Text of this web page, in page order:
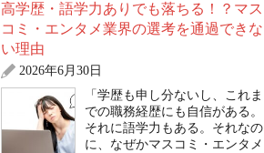
高学歴・語学力ありでも落ちる！？マス
コミ・エンタメ業界の選考を通過できな
い理由
2026年6月30日
「学歴も申し分ないし、これま
での職務経歴にも自信がある。
それに語学力もある。それなの
に、なぜかマスコミ・エンタメ